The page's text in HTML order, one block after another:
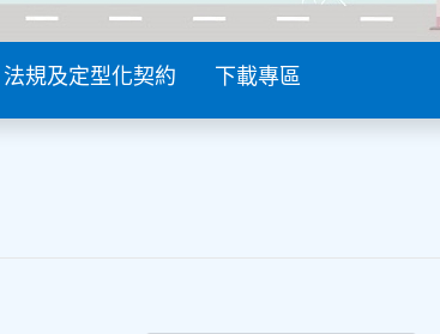
法規及定型化契約 下載專區